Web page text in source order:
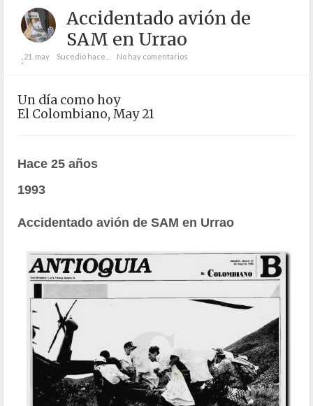
Accidentado avión de
SAM en Urrao
;21. may Sucedió hace... No hay comentarios
Un día como hoy
El Colombiano, May 21
Hace 25 años
1993
Accidentado avión de SAM en Urrao